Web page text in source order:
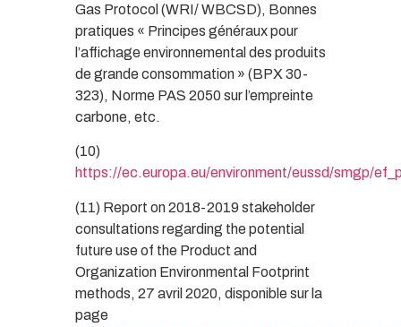
Gas Protocol (WRI/ WBCSD), Bonnes
pratiques « Principes généraux pour
l’affichage environnemental des produits
de grande consommation » (BPX 30-
323), Norme PAS 2050 sur l’empreinte
carbone, etc.
(10)
https://ec.europa.eu/environment/eussd/smgp/
(11) Report on 2018-2019 stakeholder
consultations regarding the potential
future use of the Product and
Organization Environmental Footprint
methods, 27 avril 2020, disponible sur la
page